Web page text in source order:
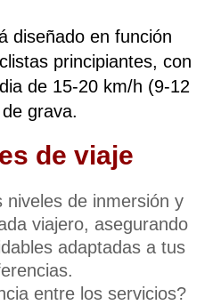
de viaje
niveles de inmersión y
viajero, asegurando
adaptadas a tus
entre los servicios?